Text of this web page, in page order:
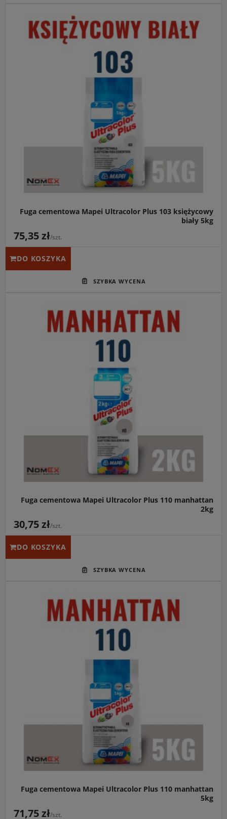
Fuga cementowa Mapei Ultracolor Plus 103 księżycowy
biały 5kg
75,35 zł/szt.
DO KOSZYKA
Fuga cementowa Mapei Ultracolor Plus 110 manhattan
2kg
30,75 zł/szt.
DO KOSZYKA
Fuga cementowa Mapei Ultracolor Plus 110 manhattan
5kg
71,75 zł/szt.